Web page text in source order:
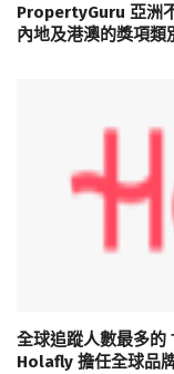
PropertyGuru 亞洲
內地及港澳的獎項類
全球追蹤人數最多的
Holafly 擔任全球品